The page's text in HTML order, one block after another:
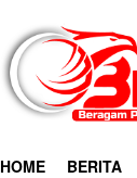
HOME BERITA